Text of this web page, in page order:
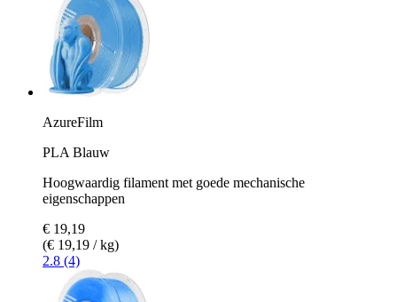
AzureFilm
PLA Blauw
Hoogwaardig filament met goede mechanische
eigenschappen
€ 19,19
(€ 19,19 / kg)
2.8 (4)